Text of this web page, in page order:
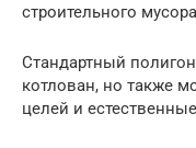
строительного
Стандартный
котлован, но также
целей и